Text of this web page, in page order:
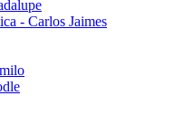
- Carlos Jaimes